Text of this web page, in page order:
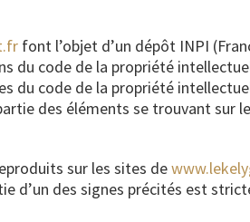
font l’objet d’un dépôt INPI
code de la propriété
du code de la propriété
des éléments se trouvant sur
sur les sites de
d’un des signes précités est